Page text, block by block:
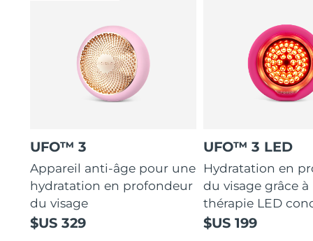
UFO™ 3
Appareil anti-âge pour une
hydratation en profondeur
du visage
$US 329
UFO™ 3 LED
Hydratation en
du visage grâce à
thérapie LED
$US 199